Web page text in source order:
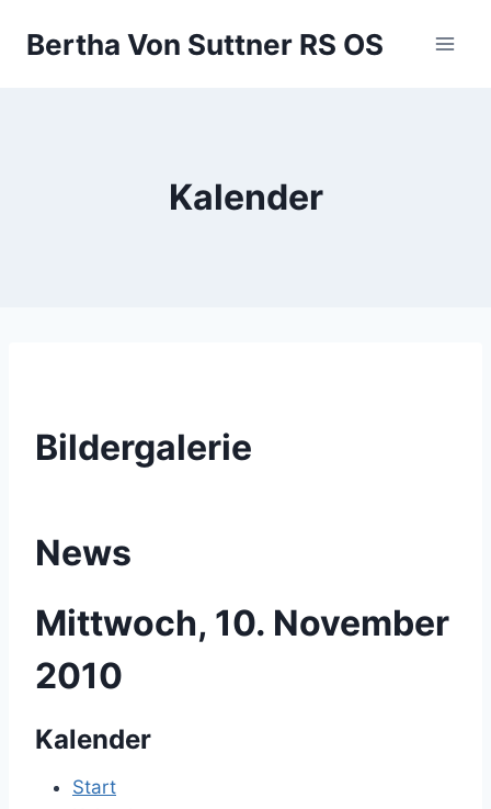
InhaltBertha Von Suttner RS OS
Kalender
Bildergalerie
News
Mittwoch, 10. November
2010
Kalender
Start